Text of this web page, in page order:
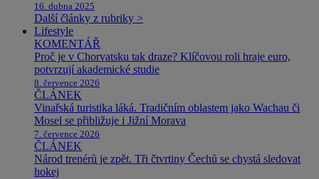
16. dubna 2025
Další články z rubriky >
Lifestyle
KOMENTÁŘ
Proč je v Chorvatsku tak draze? Klíčovou roli hraje euro,
potvrzují akademické studie
8. července 2026
ČLÁNEK
Vinařská turistika láká. Tradičním oblastem jako Wachau či
Mosel se přibližuje i Jižní Morava
7. července 2026
ČLÁNEK
Národ trenérů je zpět. Tři čtvrtiny Čechů se chystá sledovat
hokej